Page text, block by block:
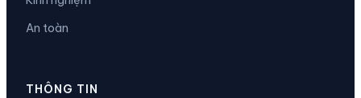
An toàn
THÔNG TIN